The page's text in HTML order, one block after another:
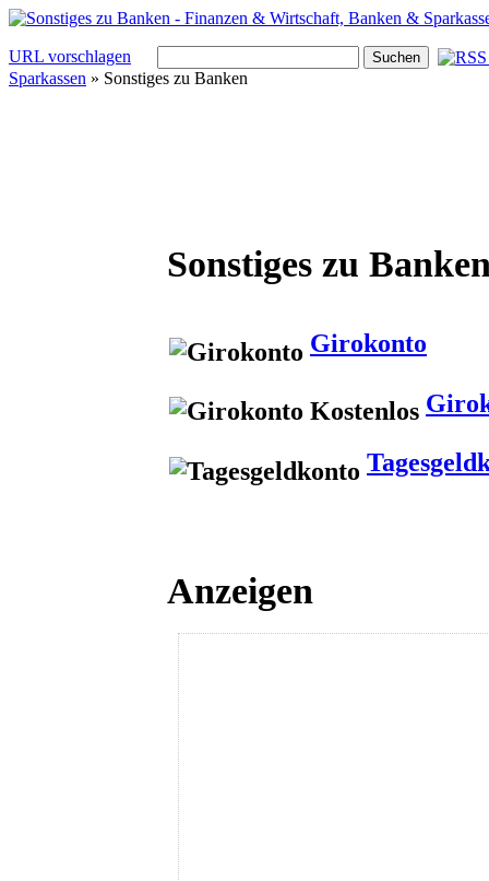
URL vorschlagen
Sparkassen » Sonstiges zu Banken
Sonstiges zu
Girokonto
Anzeigen